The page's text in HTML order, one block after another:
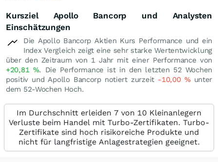
Kursziel Apollo Bancorp und Analysten
Einschätzungen
Die Apollo Bancorp Aktien Kurs Performance und ein
Index Vergleich zeigt eine sehr starke Wertentwicklung
über den Zeitraum von 1 Jahr mit einer Performance von
+20,81 %. Die Performance ist in den letzten 52 Wochen
positiv und Apollo Bancorp notiert zurzeit -10,00 %unter
dem 52-Wochen Hoch.
Im Durchschnitt erleiden 7 von 10 Kleinanlegern
Verluste beim Handel mit Turbo-Zertifikaten. Turbo-
Zertifikate sind hoch risikoreiche Produkte und
nicht für langfristige Anlagestrategien geeignet.